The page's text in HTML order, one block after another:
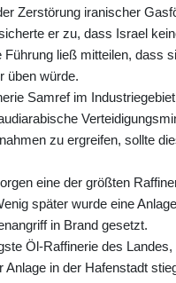
Zerstörung iranischer
er zu, dass Israel
ließ mitteilen, dass
üben würde.
Samref im
zu ergreifen, sollte
eine der größten
später wurde eine
in Brand gesetzt.
Öl-Raffinerie des
in der Hafenstadt